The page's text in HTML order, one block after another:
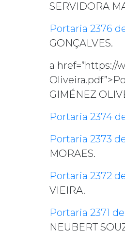
SERVIDORA
Portaria 2376
GONÇALVES.
a href=”https://
GIMÉNEZ
Portaria 2374
Portaria 2373
MORAES.
Portaria 2372
VIEIRA.
Portaria 2371
NEUBERT